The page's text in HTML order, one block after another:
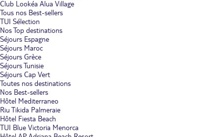
Club Lookéa Alua Village
Tous nos Best-sellers
TUI Sélection
Nos Top destinations
Séjours Espagne
Séjours Maroc
Séjours Grèce
Séjours Tunisie
Séjours Cap Vert
Toutes nos destinations
Nos Best-sellers
Hôtel Mediterraneo
Riu Tikida Palmeraie
Hôtel Fiesta Beach
TUI Blue Victoria Menorca